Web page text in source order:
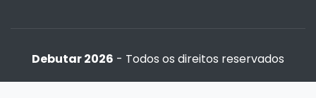
Debutar 2026 - Todos os direitos reservados